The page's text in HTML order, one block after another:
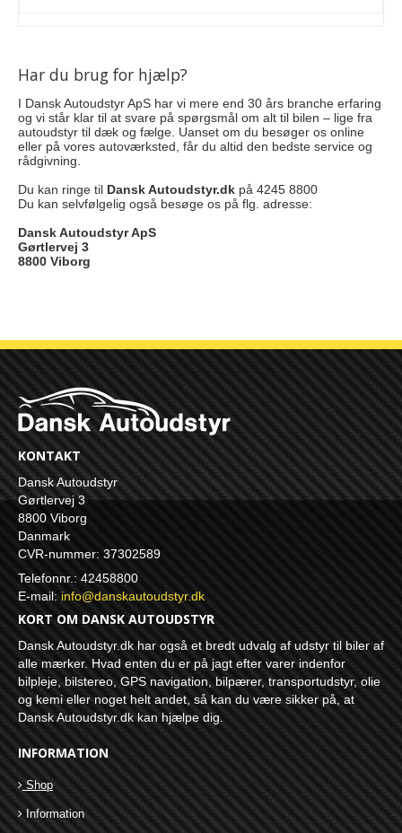
Har du brug for hjælp?
I Dansk Autoudstyr ApS har vi mere end 30 års branche erfaring
og vi står klar til at svare på spørgsmål om alt til bilen – lige fra
autoudstyr til dæk og fælge. Uanset om du besøger os online
eller på vores autoværksted, får du altid den bedste service og
rådgivning.
Du kan ringe til Dansk Autoudstyr.dk på 4245 8800
Du kan selvfølgelig også besøge os på flg. adresse:
Dansk Autoudstyr ApS
Gørtlervej 3
8800 Viborg
KONTAKT
Dansk Autoudstyr
Gørtlervej 3
8800 Viborg
Danmark
CVR-nummer: 37302589
Telefonnr.: 42458800
E-mail: info@danskautoudstyr.dk
KORT OM DANSK AUTOUDSTYR
Dansk Autoudstyr.dk har også et bredt udvalg af udstyr til biler af
alle mærker. Hvad enten du er på jagt efter varer indenfor
bilpleje, bilstereo, GPS navigation, bilpærer, transportudstyr, olie
og kemi eller noget helt andet, så kan du være sikker på, at
Dansk Autoudstyr.dk kan hjælpe dig.
INFORMATION
Shop
Information